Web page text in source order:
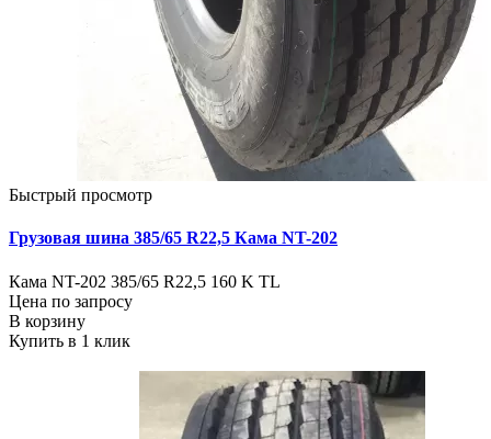
Быстрый просмотр
Грузовая шина 385/65 R22,5 Кама NT-202
Кама NT-202 385/65 R22,5 160 K TL
Цена по запросу
В корзину
Купить в 1 клик